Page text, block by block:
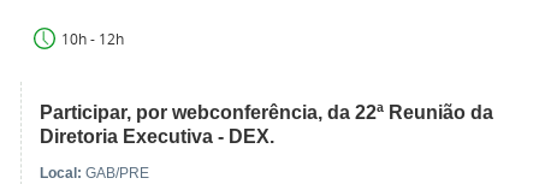
10h - 12h
Participar, por webconferência, da 22ª Reunião da
Diretoria Executiva - DEX.
Local: GAB/PRE